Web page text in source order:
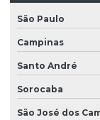
Emissão de ltcat
Empresa
Empresa laudo
Empresa que faz
São Paulo
Campinas
Santo André
Sorocaba
São José dos